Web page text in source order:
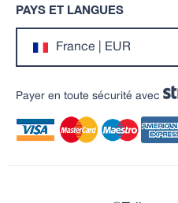
PAYS ET LANGUES
France | EUR
Payer en toute sécurité avec